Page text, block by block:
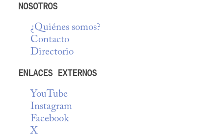
NOSOTROS
¿Quiénes somos?
Contacto
Directorio
ENLACES EXTERNOS
YouTube
Instagram
Facebook
X